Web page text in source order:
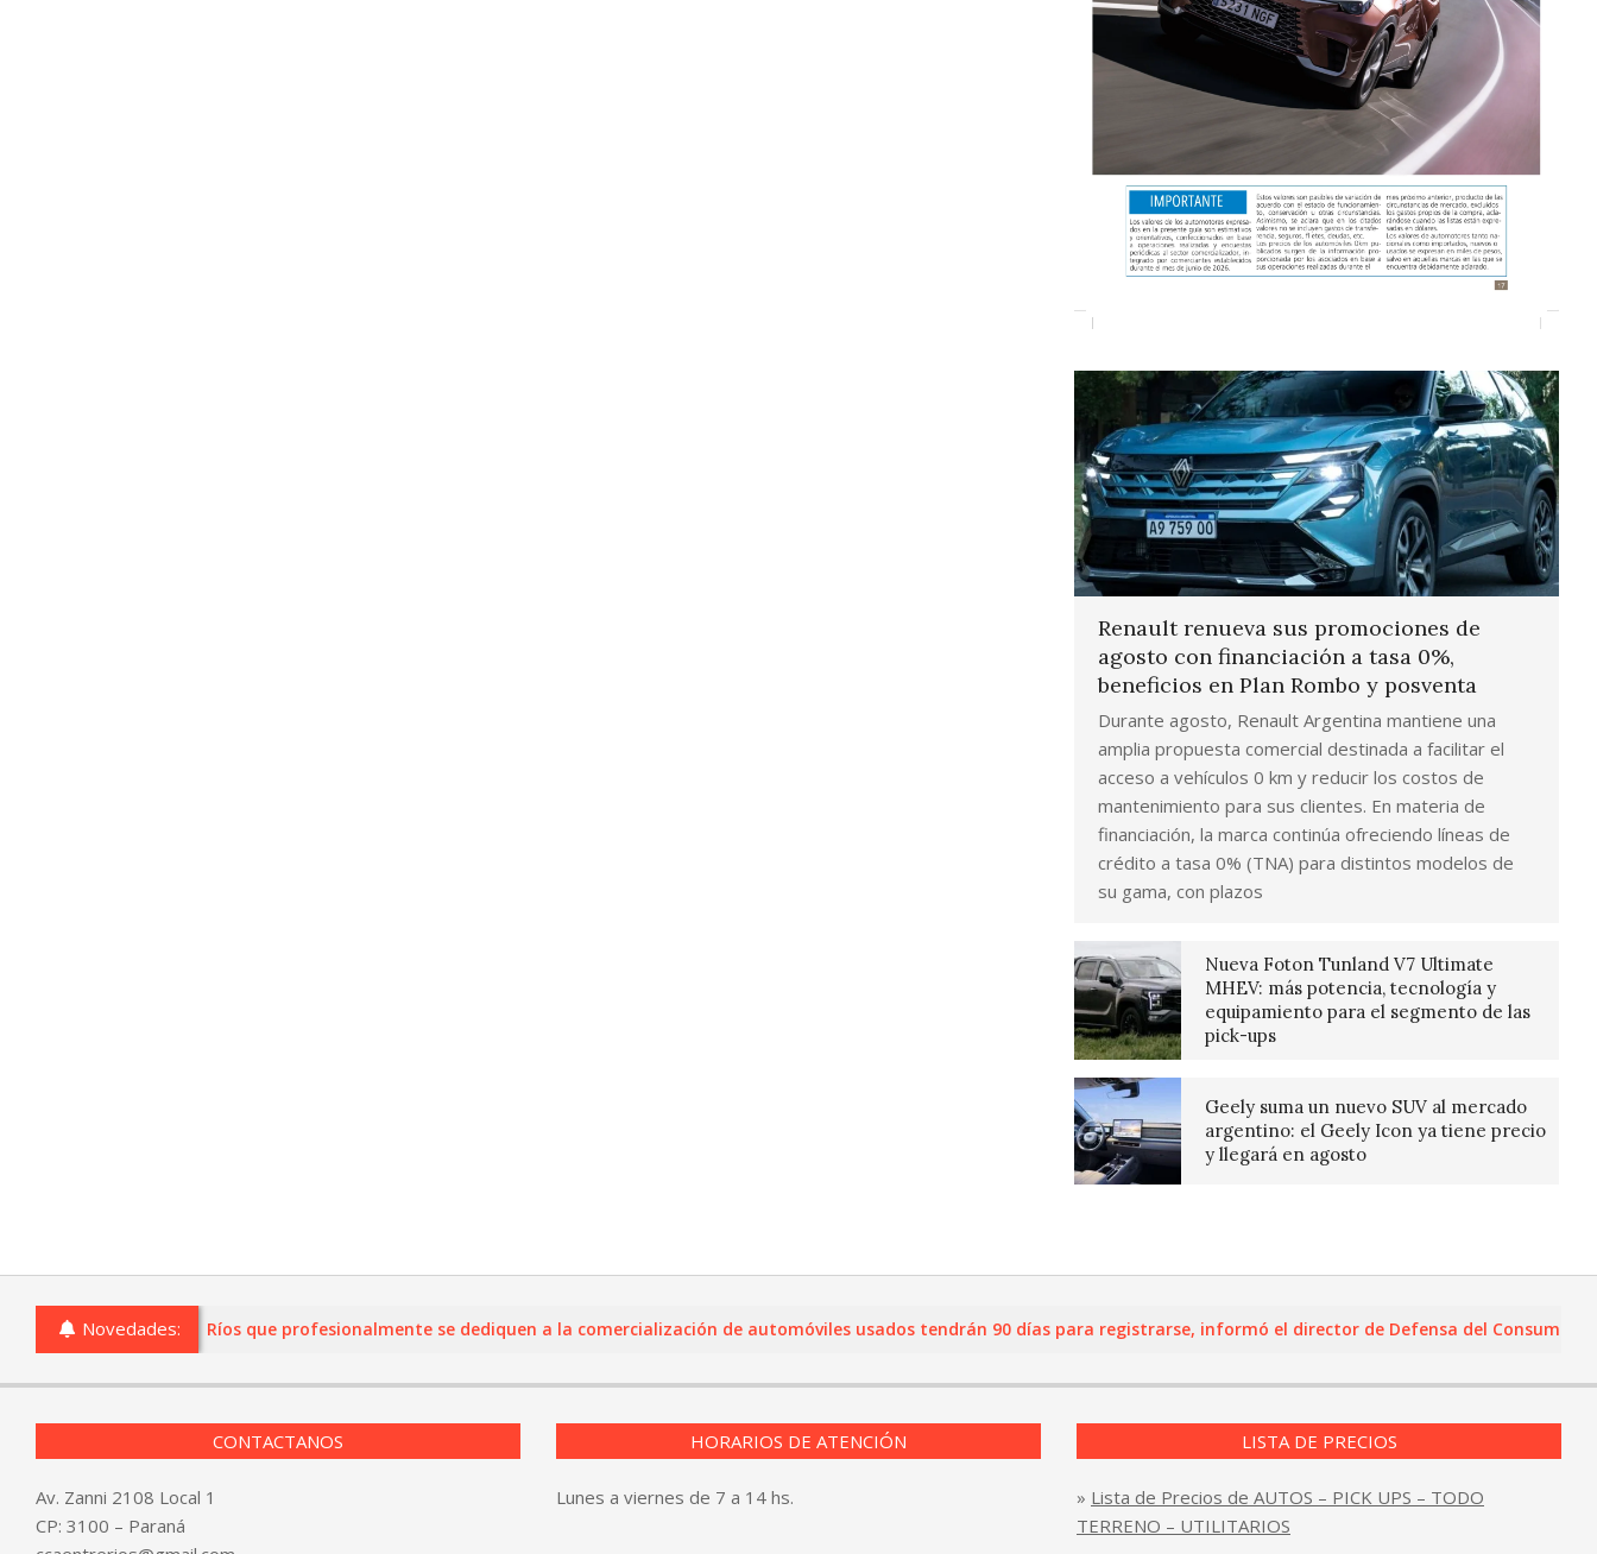
Renault renueva sus promociones de
agosto con financiación a tasa 0%,
beneficios en Plan Rombo y posventa
Durante agosto, Renault Argentina mantiene una
amplia propuesta comercial destinada a facilitar el
acceso a vehículos 0 km y reducir los costos de
mantenimiento para sus clientes. En materia de
financiación, la marca continúa ofreciendo líneas de
crédito a tasa 0% (TNA) para distintos modelos de
su gama, con plazos
Nueva Foton Tunland V7 Ultimate
MHEV: más potencia, tecnología y
equipamiento para el segmento de las
pick-ups
Geely suma un nuevo SUV al mercado
argentino: el Geely Icon ya tiene precio
y llegará en agosto
Novedades:
comercios de Entre Ríos que profesionalmente se dediquen a la comercialización de automóviles usados tendrán 90 días para registrarse, informó el director de Defensa del Consumidor y
CONTACTANOS
Av. Zanni 2108 Local 1
CP: 3100 – Paraná
HORARIOS DE ATENCIÓN
Lunes a viernes de 7 a 14 hs.
LISTA DE PRECIOS
» Lista de Precios de AUTOS – PICK UPS – TODO
TERRENO – UTILITARIOS